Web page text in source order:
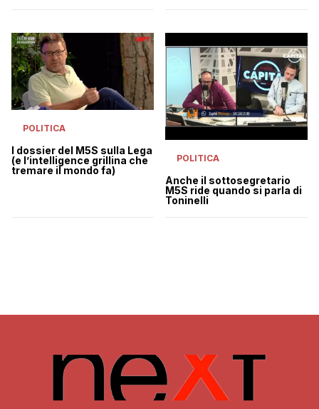
POLITICA
I dossier del M5S sulla Lega
(e l’intelligence grillina che
tremare il mondo fa)
POLITICA
Anche il sottosegretario
M5S ride quando si parla di
Toninelli